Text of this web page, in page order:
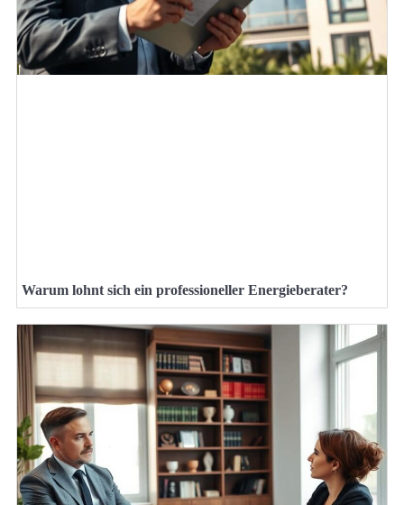
Warum lohnt sich ein professioneller Energieberater?